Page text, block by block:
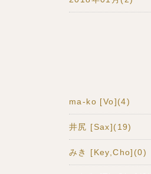
ma-ko [Vo](4)
井尻 [Sax](19)
みき [Key,Cho](0)